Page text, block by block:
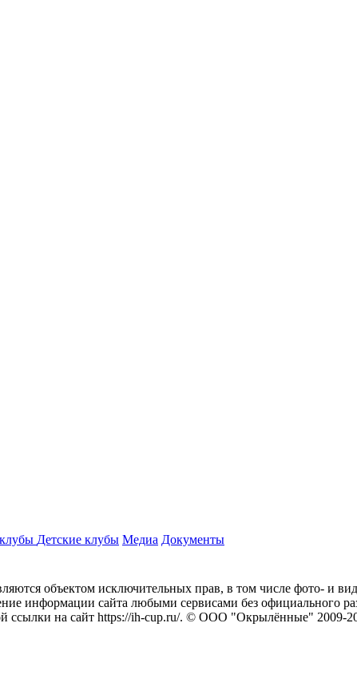
Детские клубы Медиа Документы
объектом исключительных прав, в том числе фото- и
информации сайта любыми сервисами без официального
ссылки на сайт https://ih-cup.ru/. © ООО "Окрылённые" 2009-